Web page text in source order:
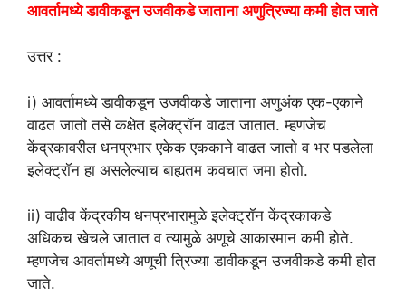
आवर्तामध्ये डावीकडून उजवीकडे जाताना अणुत्रिज्या कमी होत जाते
उत्तर :
i) आवर्तामध्ये डावीकडून उजवीकडे जाताना अणुअंक एक-एकाने
वाढत जातो तसे कक्षेत इलेक्ट्रॉन वाढत जातात. म्हणजेच
केंद्रकावरील धनप्रभार एकेक एककाने वाढत जातो व भर पडलेला
इलेक्ट्रॉन हा असलेल्याच बाह्यतम कवचात जमा होतो.
ii) वाढीव केंद्रकीय धनप्रभारामुळे इलेक्ट्रॉन केंद्रकाकडे
अधिकच खेचले जातात व त्यामुळे अणूचे आकारमान कमी होते.
म्हणजेच आवर्तामध्ये अणूची त्रिज्या डावीकडून उजवीकडे कमी होत
जाते.